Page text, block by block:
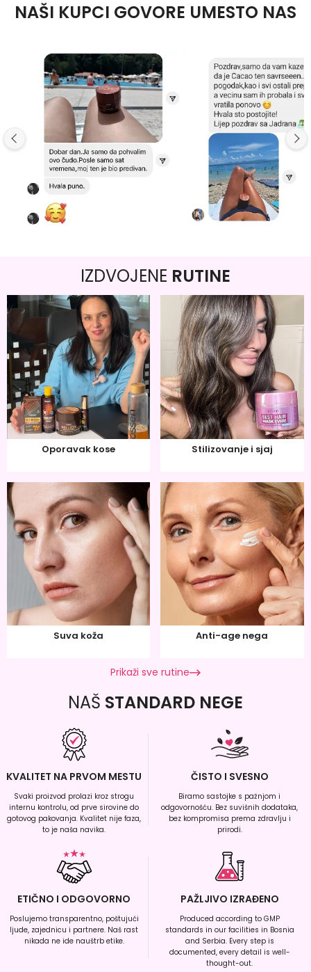
NAŠI KUPCI GOVORE UMESTO NAS
IZDVOJENE RUTINE
Oporavak kose Stilizovanje i sjaj
Suva koža Anti-age nega
Prikaži sve rutine
NAŠ STANDARD NEGE
KVALITET NA PRVOM MESTU
Svaki proizvod prolazi kroz strogu
internu kontrolu, od prve sirovine do
gotovog pakovanja. Kvalitet nije faza,
to je naša navika.
ČISTO I SVESNO
Biramo sastojke s pažnjom i
odgovornošću. Bez suvišnih dodataka,
bez kompromisa prema zdravlju i
prirodi.
ETIČNO I ODGOVORNO
Poslujemo transparentno, poštujući
ljude, zajednicu i partnere. Naš rast
nikada ne ide nauštrb etike.
PAŽLJIVO IZRAĐENO
Produced according to GMP
standards in our facilities in Bosnia
and Serbia. Every step is
documented, every detail is well-
thought-out.